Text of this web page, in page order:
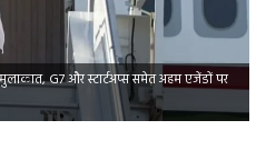
मुलाकात, G7 और स्टार्टअप्स समेत अहम एजेंडों पर